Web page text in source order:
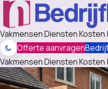
VakmensenDienstenKosten
Offerte aanvragen
VakmensenDienstenKosten